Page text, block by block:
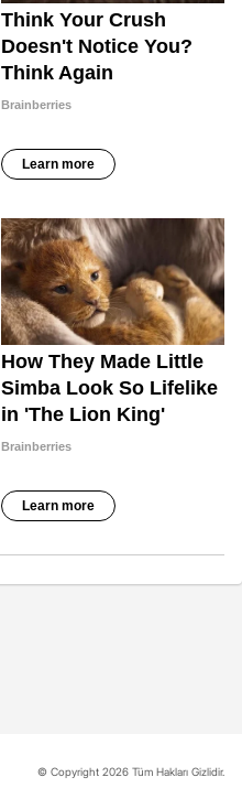
© Copyright 2026 Tüm Hakları Gizlidir.